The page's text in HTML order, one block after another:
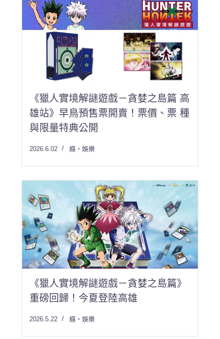
《獵人實境解謎遊戲－貪婪之島篇 高
雄站》早鳥預售票開賣！票價、票 種
與限量特典公開
2026.6.02 癮・娛樂
《獵人實境解謎遊戲－貪婪之島篇》
重磅回歸！今夏登陸高雄
2026.5.22 癮・娛樂